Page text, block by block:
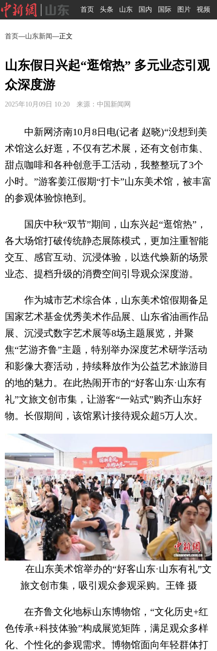
首页 头条 山东 国内 国际 图片 视频
首页—山东新闻—正文
山东假日兴起“逛馆热” 多元业态引观
众深度游
2025年10月09日 10:20 来源：中国新闻网
中新网济南10月8日电(记者 赵晓)“没想到美
术馆这么好逛，不仅有艺术展，还有文创市集、
甜点咖啡和各种创意手工活动，我整整玩了3个
小时。”游客姜江假期“打卡”山东美术馆，被丰富
的参观体验惊艳到。
国庆中秋“双节”期间，山东兴起“逛馆热”，
各大场馆打破传统静态展陈模式，更加注重智能
交互、感官互动、沉浸体验，以迭代焕新的场景
业态、提档升级的消费空间引导观众深度游。
作为城市艺术综合体，山东美术馆假期备足
国家艺术基金优秀美术作品展、山东省油画作品
展、沉浸式数字艺术展等8场主题展览，并聚
焦“艺游齐鲁”主题，特别举办深度艺术研学活动
和影像大赛活动，持续释放作为公益艺术旅游目
的地的魅力。在此热闹开市的“好客山东·山东有
礼”文旅文创市集，让游客“一站式”购齐山东好
物。长假期间，该馆累计接待观众超5万人次。
在山东美术馆举办的“好客山东·山东有礼”文
旅文创市集，吸引观众参观采购。王锋 摄
在齐鲁文化地标山东博物馆，“文化历史+红
色传承+科技体验”构成展览矩阵，满足观众多样
化、个性化的参观需求。博物馆面向年轻群体打